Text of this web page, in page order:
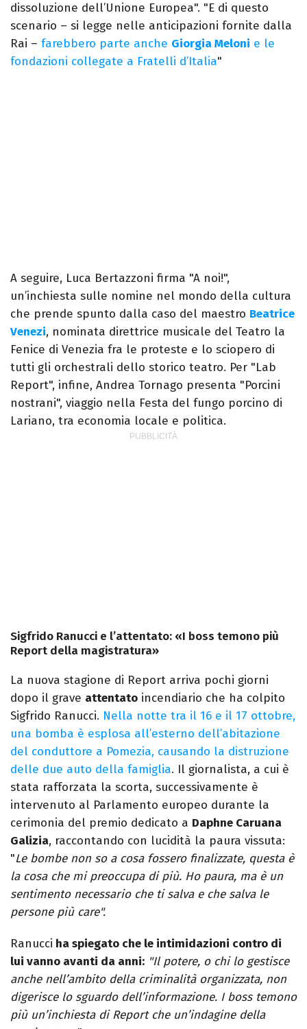
dissoluzione dell’Unione Europea". "E di questo
scenario – si legge nelle anticipazioni fornite dalla
Rai – farebbero parte anche Giorgia Meloni e le
fondazioni collegate a Fratelli d’Italia"
A seguire, Luca Bertazzoni firma "A noi!",
un’inchiesta sulle nomine nel mondo della cultura
che prende spunto dalla caso del maestro Beatrice
Venezi, nominata direttrice musicale del Teatro la
Fenice di Venezia fra le proteste e lo sciopero di
tutti gli orchestrali dello storico teatro. Per "Lab
Report", infine, Andrea Tornago presenta "Porcini
nostrani", viaggio nella Festa del fungo porcino di
Lariano, tra economia locale e politica.
Sigfrido Ranucci e l’attentato: «I boss temono più
Report della magistratura»
La nuova stagione di Report arriva pochi giorni
dopo il grave attentato incendiario che ha colpito
Sigfrido Ranucci. Nella notte tra il 16 e il 17 ottobre,
una bomba è esplosa all’esterno dell’abitazione
del conduttore a Pomezia, causando la distruzione
delle due auto della famiglia. Il giornalista, a cui è
stata rafforzata la scorta, successivamente è
intervenuto al Parlamento europeo durante la
cerimonia del premio dedicato a Daphne Caruana
Galizia, raccontando con lucidità la paura vissuta:
"Le bombe non so a cosa fossero finalizzate, questa è
la cosa che mi preoccupa di più. Ho paura, ma è un
sentimento necessario che ti salva e che salva le
persone più care".
Ranucci ha spiegato che le intimidazioni contro di
lui vanno avanti da anni: "Il potere, o chi lo gestisce
anche nell’ambito della criminalità organizzata, non
digerisce lo sguardo dell’informazione. I boss temono
più un’inchiesta di Report che un’indagine della